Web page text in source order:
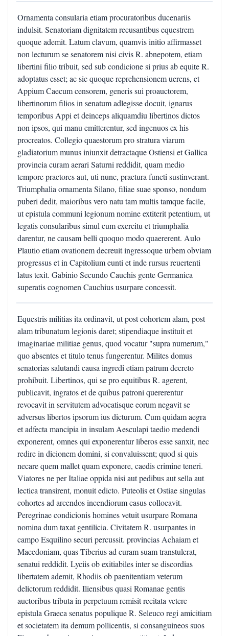
Ornamenta consularia etiam procuratoribus ducenariis
indulsit. Senatoriam dignitatem recusantibus equestrem
quoque ademit. Latum clavum, quamvis initio affirmasset
non lecturum se senatorem nisi civis R. abnepotem, etiam
libertini filio tribuit, sed sub condicione si prius ab equite R.
adoptatus esset; ac sic quoque reprehensionem uerens, et
Appium Caecum censorem, generis sui proauctorem,
libertinorum filios in senatum adlegisse docuit, ignarus
temporibus Appi et deinceps aliquamdiu libertinos dictos
non ipsos, qui manu emitterentur, sed ingenuos ex his
procreatos. Collegio quaestorum pro stratura viarum
gladiatorium munus iniunxit detractaque Ostiensi et Gallica
provincia curam aerari Saturni reddidit, quam medio
tempore praetores aut, uti nunc, praetura functi sustinverant.
Triumphalia ornamenta Silano, filiae suae sponso, nondum
puberi dedit, maioribus vero natu tam multis tamque facile,
ut epistula communi legionum nomine extiterit petentium, ut
legatis consularibus simul cum exercitu et triumphalia
darentur, ne causam belli quoquo modo quaererent. Aulo
Plautio etiam ovationem decreuit ingressoque urbem obviam
progressus et in Capitolium eunti et inde rursus reuertenti
latus texit. Gabinio Secundo Cauchis gente Germanica
superatis cognomen Cauchius usurpare concessit.
Equestris militias ita ordinavit, ut post cohortem alam, post
alam tribunatum legionis daret; stipendiaque instituit et
imaginariae militiae genus, quod vocatur "supra numerum,"
quo absentes et titulo tenus fungerentur. Milites domus
senatorias salutandi causa ingredi etiam patrum decreto
prohibuit. Libertinos, qui se pro equitibus R. agerent,
publicavit, ingratos et de quibus patroni quererentur
revocavit in servitutem advocatisque eorum negavit se
adversus libertos ipsorum ius dicturum. Cum quidam aegra
et adfecta mancipia in insulam Aesculapi taedio medendi
exponerent, omnes qui exponerentur liberos esse sanxit, nec
redire in dicionem domini, si convaluissent; quod si quis
necare quem mallet quam exponere, caedis crimine teneri.
Viatores ne per Italiae oppida nisi aut pedibus aut sella aut
lectica transirent, monuit edicto. Puteolis et Ostiae singulas
cohortes ad arcendos incendiorum casus collocavit.
Peregrinae condicionis homines vetuit usurpare Romana
nomina dum taxat gentilicia. Civitatem R. usurpantes in
campo Esquilino securi percussit. provincias Achaiam et
Macedoniam, quas Tiberius ad curam suam transtulerat,
senatui reddidit. Lyciis ob exitiabiles inter se discordias
libertatem ademit, Rhodiis ob paenitentiam veterum
delictorum reddidit. Iliensibus quasi Romanae gentis
auctoribus tributa in perpetuum remisit recitata vetere
epistula Graeca senatus populique R. Seleuco regi amicitiam
et societatem ita demum pollicentis, si consanguineos suos